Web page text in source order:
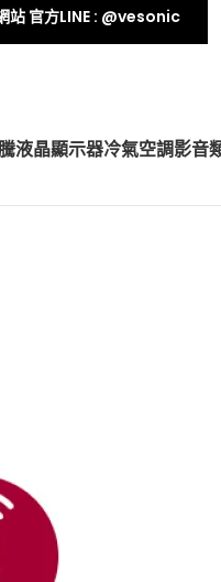
液晶顯示器冷氣空調影音
站 官方LINE : @vesonic